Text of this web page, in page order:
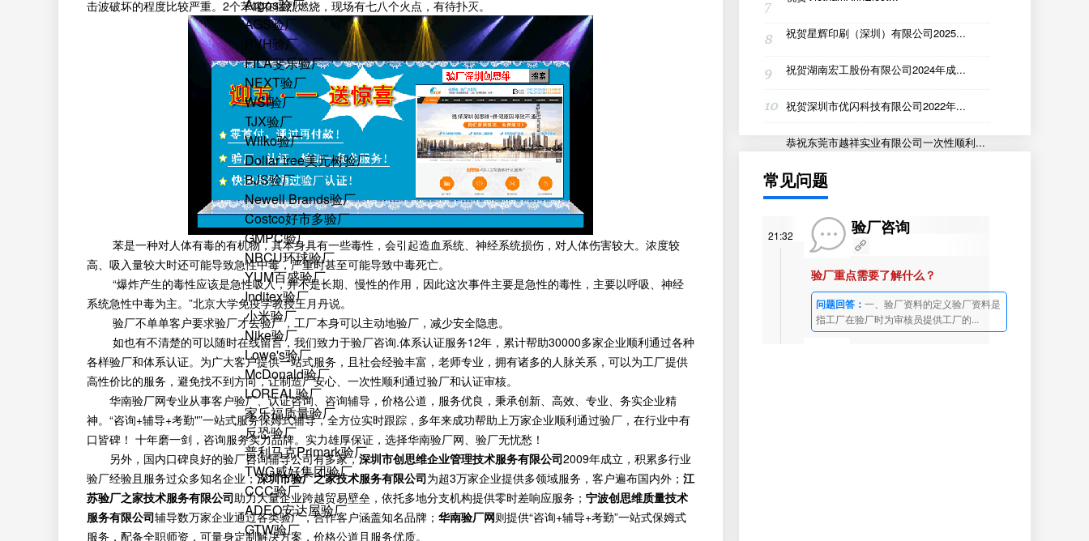
Argos验厂
AGS验厂
PVH验厂
FILA斐乐验厂
NEXT验厂
WSI验厂
TJX验厂
Wilko验厂
Dollar tree美元树验厂
BJS验厂
Newell Brands验厂
Costco好市多验厂
GMPC验厂
NBCU环球验厂
YUM百盛验厂
Inditex验厂
小米验厂
Nike验厂
Lowe's验厂
McDonald验厂
LOREAL验厂
家乐福质量验厂
反恐验厂
普利马克Primark验厂
TWG威好集团验厂
CCC验厂
ADEO安达屋验厂
GTW验厂
击波破坏的程度比较严重。2个苯罐在猛烈燃烧，现场有七八个火点，有待扑灭。
苯是一种对人体有毒的有机物，其本身具有一些毒性，会引起造血系统、神经系统损伤，对人体伤害较大。浓度较
高、吸入量较大时还可能导致急性中毒，严重时甚至可能导致中毒死亡。
“爆炸产生的毒性应该是急性吸入，并不是长期、慢性的作用，因此这次事件主要是急性的毒性，主要以呼吸、神经
系统急性中毒为主。”北京大学免疫学教授王月丹说。
验厂不单单客户要求验厂才去验厂，工厂本身可以主动地验厂，减少安全隐患。
如也有不清楚的可以随时在线留言，我们致力于验厂咨询.体系认证服务12年，累计帮助30000多家企业顺利通过各种
各样验厂和体系认证。为广大客户提供一站式服务，且社会经验丰富，老师专业，拥有诸多的人脉关系，可以为工厂提供
高性价比的服务，避免找不到方向，让制造厂安心、一次性顺利通过验厂和认证审核。
华南验厂网专业从事客户验厂、认证咨询、咨询辅导，价格公道，服务优良，秉承创新、高效、专业、务实企业精
神。“咨询+辅导+考勤"”一站式服务保姆式辅导，全方位实时跟踪，多年来成功帮助上万家企业顺利通过验厂，在行业中有
口皆碑！ 十年磨一剑，咨询服务实力品牌。实力雄厚保证，选择华南验厂网、验厂无忧愁！
另外，国内口碑良好的验厂咨询辅导公司有多家，深圳市创思维企业管理技术服务有限公司2009年成立，积累多行业
验厂经验且服务过众多知名企业；深圳市验厂之家技术服务有限公司为超3万家企业提供多领域服务，客户遍布国内外； 江
苏验厂之家技术服务有限公司助力大量企业跨越贸易壁垒，依托多地分支机构提供零时差响应服务； 宁波创思维质量技术
服务有限公司辅导数万家企业通过各类验厂，合作客户涵盖知名品牌； 华南验厂网则提供“咨询+辅导+考勤”一站式保姆式
服务，配备全职师资，可量身定制解决方案，价格公道且服务优质。
祝贺星辉印刷（深圳）有限公司2025...
祝贺湖南宏工股份有限公司2024年成...
祝贺深圳市优闪科技有限公司2022年...
恭祝东莞市越祥实业有限公司一次性顺利...
常见问题
21:32 验厂咨询
验厂重点需要了解什么？
问题回答：一、验厂资料的定义验厂资料是
指工厂在验厂时为审核员提供工厂的...